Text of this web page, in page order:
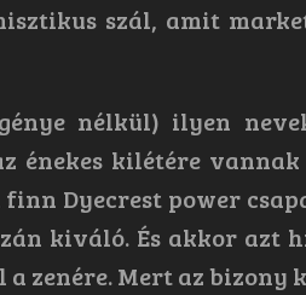
szál, amit
nélkül) ilyen
énekes kilétére
Dyecrest power
kiváló. És akkor azt
zenére. Mert az bizony